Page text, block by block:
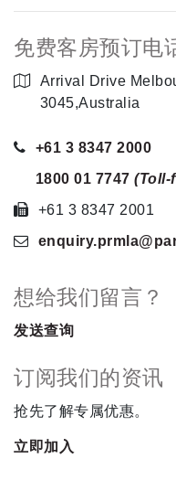
免费客房预订电
Arrival Drive
3045,Australia
+61 3 8347 2000
1800 01 7747 (Toll-
+61 3 8347 2001
enquiry.prmla
想给我们留言？
发送查询
订阅我们的资讯
抢先了解专属优惠。
立即加入